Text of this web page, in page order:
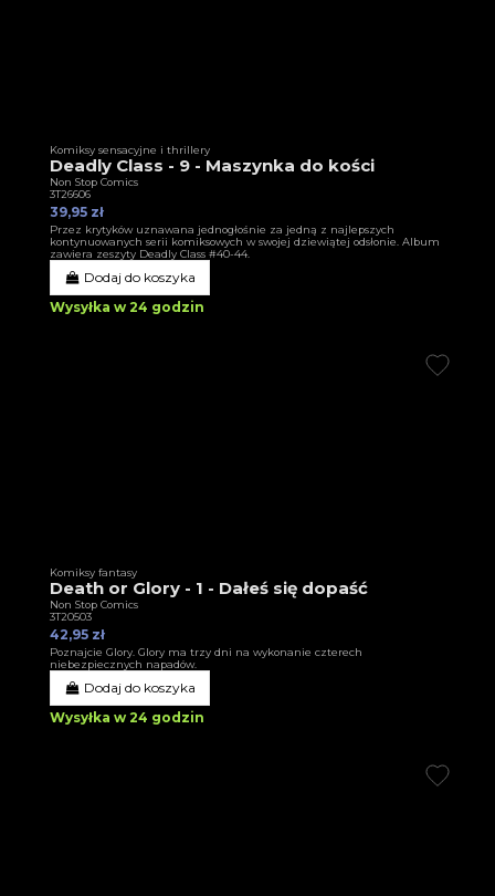
Komiksy sensacyjne i thrillery
Deadly Class - 9 - Maszynka do kości
Non Stop Comics
3T26606
39,95 zł
Przez krytyków uznawana jednogłośnie za jedną z najlepszych
kontynuowanych serii komiksowych w swojej dziewiątej odsłonie. Album
zawiera zeszyty Deadly Class #40-44.
Dodaj do koszyka
Wysyłka w 24 godzin
Komiksy fantasy
Death or Glory - 1 - Dałeś się dopaść
Non Stop Comics
3T20503
42,95 zł
Poznajcie Glory. Glory ma trzy dni na wykonanie czterech
niebezpiecznych napadów.
Dodaj do koszyka
Wysyłka w 24 godzin